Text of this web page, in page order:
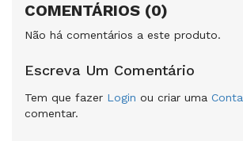
COMENTÁRIOS (0)
Não há comentários a este produto.
Escreva Um Comentário
Tem que fazer Login ou criar uma Conta
comentar.